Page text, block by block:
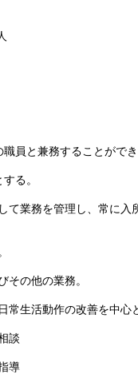
員と兼務することができ
る。
て業務を管理し、常に
その他の業務。
常生活動作の改善を中心
談
導